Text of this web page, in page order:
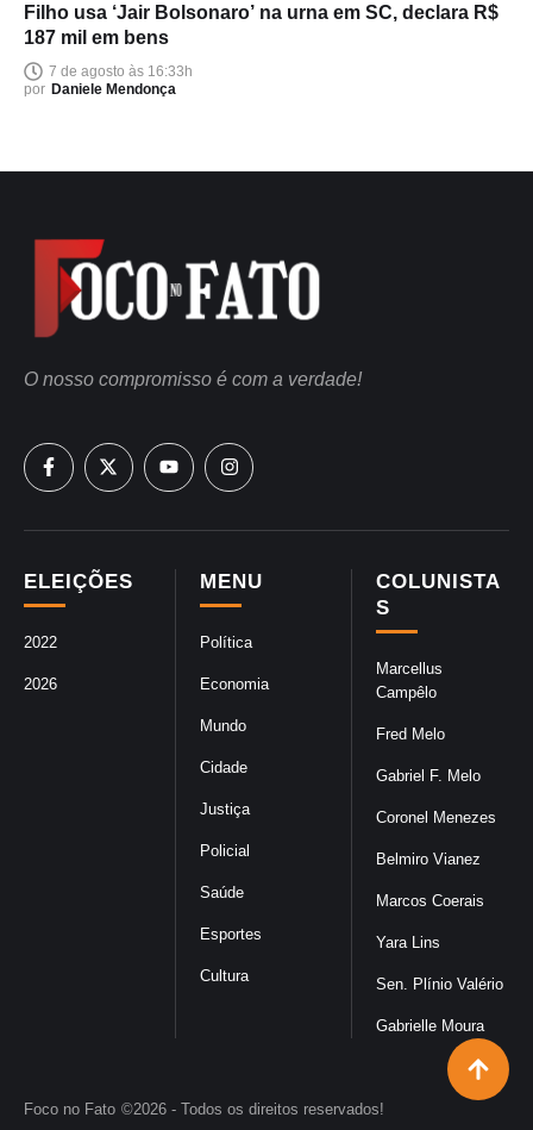
Filho usa ‘Jair Bolsonaro’ na urna em SC, declara R$
187 mil em bens
7 de agosto às 16:33h
por Daniele Mendonça
COLUNISTA
S
Marcellus
Campêlo
Fred Melo
Gabriel F. Melo
Coronel Menezes
Belmiro Vianez
Marcos Coerais
Yara Lins
Sen. Plínio Valério
Gabrielle Moura
MENU
Política
Economia
Mundo
Cidade
Justiça
Policial
Saúde
Esportes
Cultura
ELEIÇÕES
2022
2026
O nosso compromisso é com a verdade!
Foco no Fato ©2026 - Todos os direitos reservados!